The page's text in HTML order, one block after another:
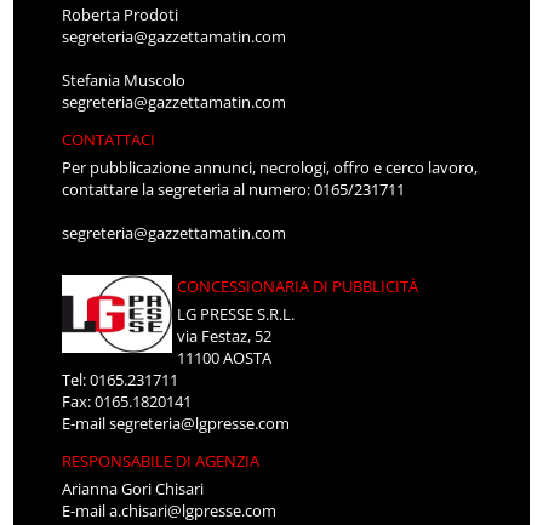
Roberta Prodoti
segreteria@gazzettamatin.com
Stefania Muscolo
segreteria@gazzettamatin.com
CONTATTACI
Per pubblicazione annunci, necrologi, offro e cerco lavoro,
contattare la segreteria al numero: 0165/231711
segreteria@gazzettamatin.com
CONCESSIONARIA DI PUBBLICITÀ
LG PRESSE S.R.L.
via Festaz, 52
11100 AOSTA
Tel: 0165.231711
Fax: 0165.1820141
E-mailsegreteria@lgpresse.com
RESPONSABILE DI AGENZIA
Arianna Gori Chisari
E-maila.chisari@lgpresse.com